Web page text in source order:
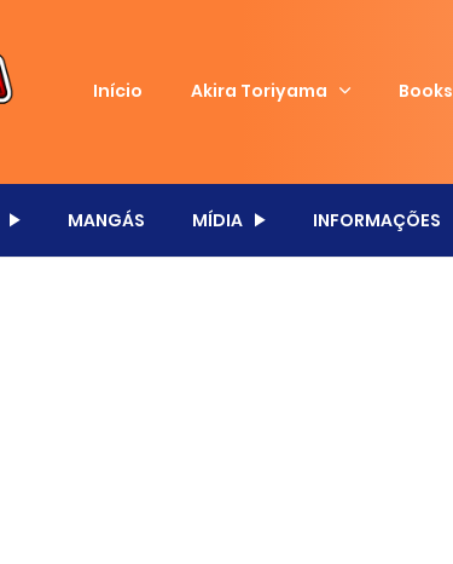
Início Akira Toriyama Books
MANGÁS MÍDIA INFORMAÇÕES